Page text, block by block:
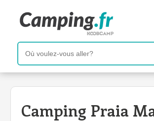
Camping Praia